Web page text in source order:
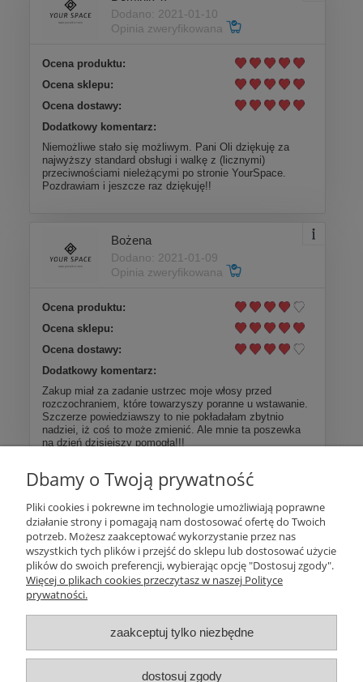
Dodano: 2021-01-10
Opinia zweryfikowana
Ocena produktu:
Ocena sklepu:
Ocena dostawy:
Dodatkowy komentarz:
Niemożliwe stało się możliwym. Pani Oli dziękuję za
najwyższy standard obsługi i walkę z (licznymi)
przeciwnościami nieleżącymi po stronie YourSpace.
Pozdrawiam i jeszcze raz dziękuję!!
Bożena
Dodano: 2021-01-09
Opinia zweryfikowana
Ocena produktu:
Ocena sklepu:
Ocena dostawy:
Dodatkowy komentarz:
Zakup miał za zadanie ustrzec moje włosy przed
rozczochraniem, które towarzyszy poranne u wstawanie.
Szczerze powiedziawszy to nie pokładałam zbytnio
nadziei, iż coś to może zmienić. Ale mnie ta poszewka
na dzień dzisiejszy pomogła!!!
Więcej opinii
Pomoc
Moje konto
Płatności i dostawa
Informacje
Dbamy o Twoją prywatność
Pliki cookies i pokrewne im technologie umożliwiają poprawne
działanie strony i pomagają nam dostosować ofertę do Twoich
potrzeb. Możesz zaakceptować wykorzystanie przez nas
wszystkich tych plików i przejść do sklepu lub dostosować użycie
plików do swoich preferencji, wybierając opcję "Dostosuj zgody".
Więcej o plikach cookies przeczytasz w naszej Polityce
prywatności.
zaakceptuj tylko niezbędne
dostosuj zgody